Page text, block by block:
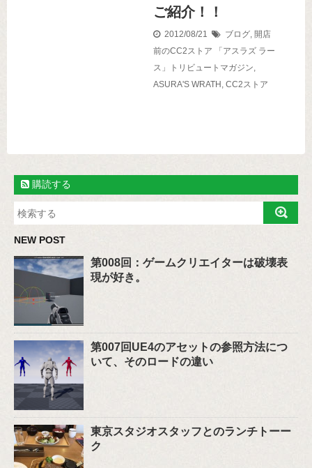
ご紹介！！
2012/08/21 ブログ, 開店
前のCC2ストア
「アスラズ ラー
ス」トリビュートマガジン,
ASURA'S WRATH , CC2ストア
購読する
NEW POST
第008回：ゲームクリエイターは破壊表
現が好き。
第007回UE4のアセットの参照方法につ
いて、そのロードの違い
東京スタジオスタッフとのランチトーー
ク